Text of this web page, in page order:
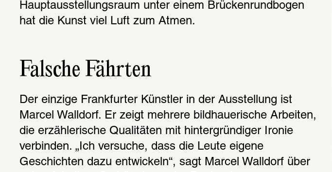
Hauptausstellungsraum unter einem Brückenrundbogen
hat die Kunst viel Luft zum Atmen.
Falsche Fährten
Der einzige Frankfurter Künstler in der Ausstellung ist
Marcel Walldorf. Er zeigt mehrere bildhauerische Arbeiten,
die erzählerische Qualitäten mit hintergründiger Ironie
verbinden. „Ich versuche, dass die Leute eigene
Geschichten dazu entwickeln“, sagt Marcel Walldorf über